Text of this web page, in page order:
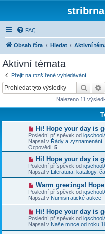
FAQ
Obsah fóra Hledat Aktivní
Aktivní témata
Přejít na rozšířené vyhledávání
Hledat
Nalezeno 11
N
o
v
ý
p
s
p
v
e
k
Hi! Hope your day is
Poslední příspěvek od
Napsal v Řády a vyznamenání
Odpovědi: 5
N
o
v
ý
p
í
s
p
v
e
k
Hi! Hope your day is
Poslední příspěvek od
Napsal v Literatura, katalogy,
N
o
v
ý
p
í
s
p
Warm greetings!
Poslední příspěvek od
Napsal v Numismatické aukce
N
o
v
ý
Hi! Hope your day is
Poslední příspěvek od
Napsal v Naše mince od roku